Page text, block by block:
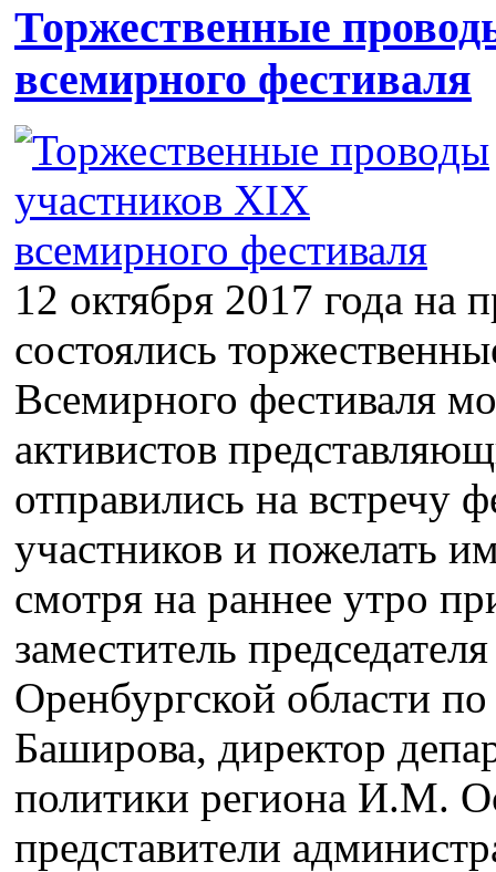
Торжественные
всемирного фестиваля
12 октября 2017 года на
состоялись
Всемирного фестиваля
активистов
отправились на встречу
участников и пожелать
смотря на раннее утро
заместитель
Оренбургской области
Баширова, директор
политики региона И.М.
представители